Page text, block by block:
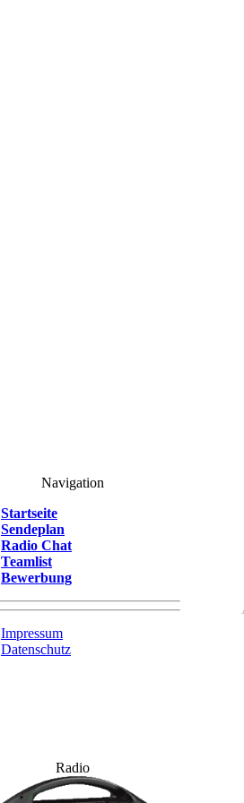
Navigation
Startseite
Sendeplan
Radio Chat
Teamlist
Bewerbung
Impressum
Datenschutz
Radio